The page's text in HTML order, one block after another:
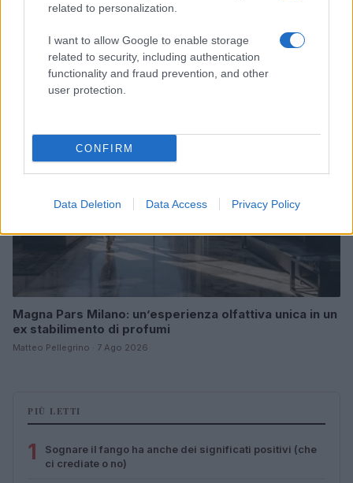
related to personalization.
I want to allow Google to enable storage
related to security, including authentication
functionality and fraud prevention, and other
user protection.
CONFIRM
Data Deletion Data Access Privacy Policy
abbigliamento fresco e professionale
Cristian Castiglioni · 7 Ago 2026
LIFESTYLE
Magna Pars Milano: un’esperienza olfattiva unica in un
ex stabilimento di profumi
Matteo Pellegrino · 7 Ago 2026
PIÙ LETTI
1
Sognare il fango ha anche dei significati positivi (che
ci crediate o no)